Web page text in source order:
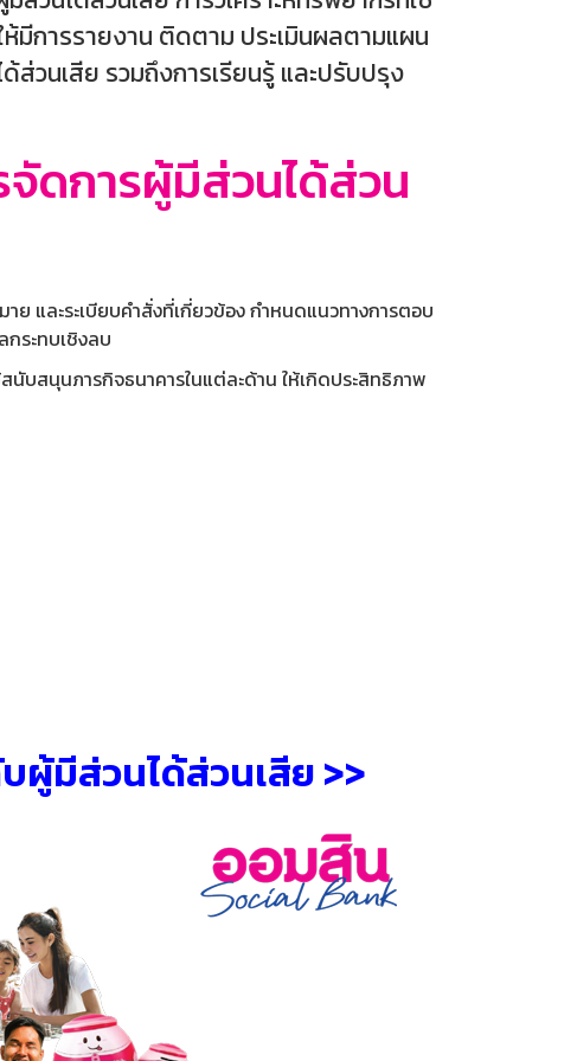
การรายงาน ติดตาม ประเมินผลตามแผน
วนเสีย รวมถึงการเรียนรู้ และปรับปรุง
ดการผู้มีส่วนได้ส่วน
และระเบียบคำสั่งที่เกี่ยวข้อง กำหนดแนวทางการตอบ
ระทบเชิงลบ
บสนุนภารกิจธนาคารในแต่ละด้าน ให้เกิดประสิทธิภาพ
ผู้มีส่วนได้ส่วนเสีย >>